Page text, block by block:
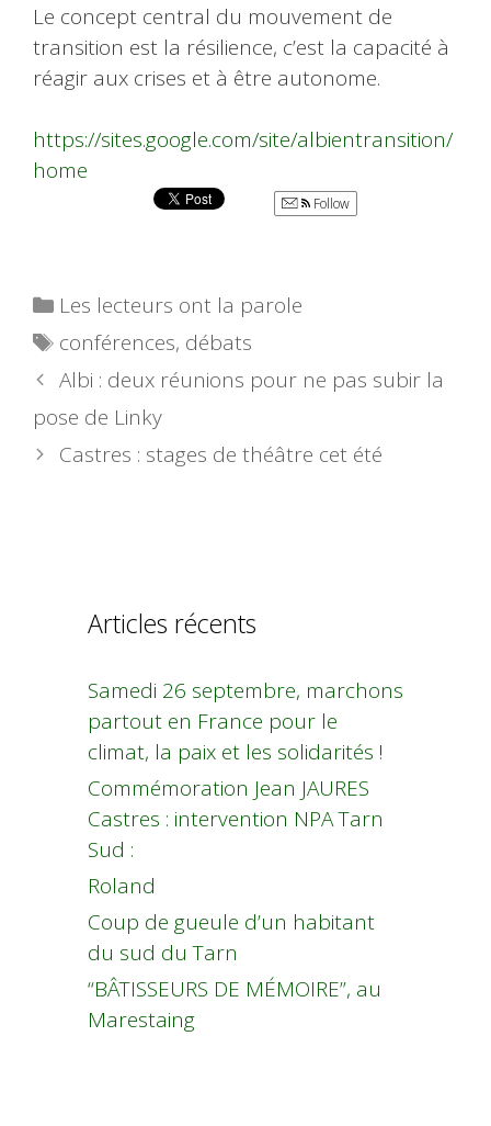
Le concept central du mouvement de
transition est la résilience, c’est la capacité à
réagir aux crises et à être autonome.
https://sites.google.com/site/albientransition/
home
Follow
Catégories
Les lecteurs ont la parole
Étiquettes
conférences, débats
Albi : deux réunions pour ne pas subir la
pose de Linky
Castres : stages de théâtre cet été
Articles récents
Samedi 26 septembre, marchons
partout en France pour le
climat, la paix et les solidarités !
Commémoration Jean JAURES
Castres : intervention NPA Tarn
Sud :
Roland
Coup de gueule d’un habitant
du sud du Tarn
“BÂTISSEURS DE MÉMOIRE”, au
Marestaing